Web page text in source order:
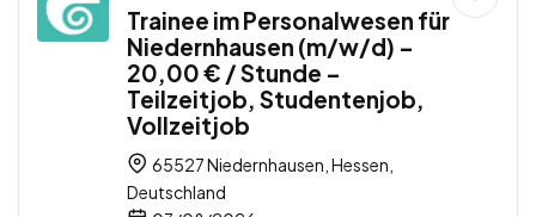
Trainee im Personalwesen für
Niedernhausen (m/w/d) –
20,00 € / Stunde –
Teilzeitjob, Studentenjob,
Vollzeitjob
65527 Niedernhausen, Hessen,
Deutschland